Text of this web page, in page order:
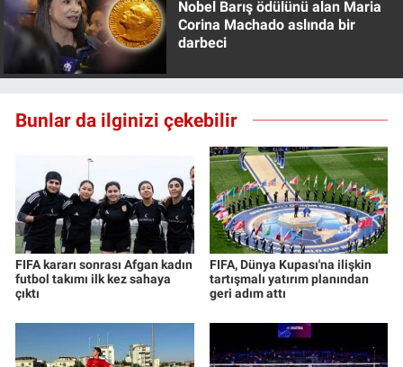
Nobel Barış ödülünü alan Maria
Corina Machado aslında bir
darbeci
Bunlar da ilginizi çekebilir
FIFA kararı sonrası Afgan kadın
futbol takımı ilk kez sahaya
çıktı
FIFA, Dünya Kupası'na ilişkin
tartışmalı yatırım planından
geri adım attı
Canlı Yayın